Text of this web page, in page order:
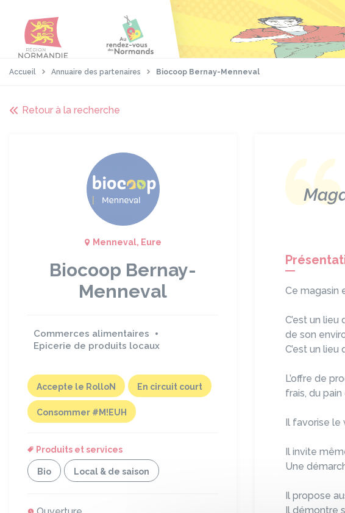
contenu
principal
page
Accueil Annuaire des partenaires Biocoop Bernay-Menneval
Retour à la recherche
Menneval, Eure
Biocoop Bernay-
Menneval
Commerces alimentaires
Epicerie de produits locaux
Accepte le RolloN En circuit court
Consommer #M!EUH
Produits et services
Bio Local & de saison
Ce magasin
C’est un
de son
C’est un
L’offre de
frais, du
Il favorise le
Il invite
Une
Il propose
Il démontre